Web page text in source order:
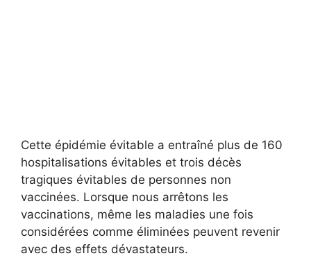
Cette épidémie évitable a entraîné plus de 160
hospitalisations évitables et trois décès
tragiques évitables de personnes non
vaccinées. Lorsque nous arrêtons les
vaccinations, même les maladies une fois
considérées comme éliminées peuvent revenir
avec des effets dévastateurs.